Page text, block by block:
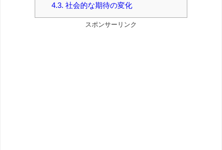
4.3. 社会的な期待の変化
スポンサーリンク